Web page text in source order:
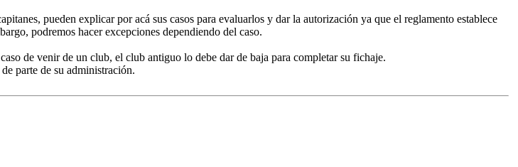
pueden explicar por acá sus casos para evaluarlos y dar la autorización ya que el reglamento establece
podremos hacer excepciones dependiendo del caso.
de venir de un club, el club antiguo lo debe dar de baja para completar su fichaje.
parte de su administración.